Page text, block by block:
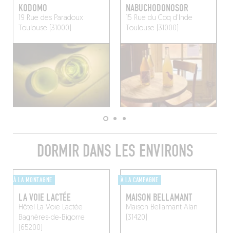
KODOMO
19 Rue des Paradoux
Toulouse (31000)
NABUCHODONOSOR
15 Rue du Coq d'Inde
Toulouse (31000)
DORMIR DANS LES ENVIRONS
À LA MONTAGNE
LA VOIE LACTÉE
Hôtel La Voie Lactée
Bagnères-de-Bigorre
(65200)
À LA CAMPAGNE
MAISON BELLAMANT
Maison BellamantAlan
(31420)